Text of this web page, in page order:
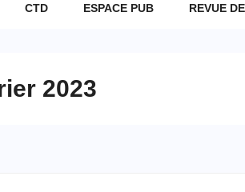
CTD ESPACE PUB REVUE
2023